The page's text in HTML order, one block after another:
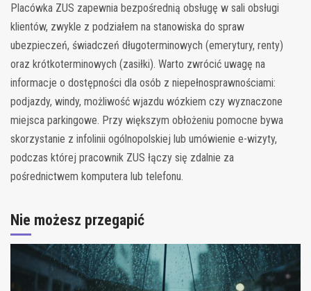
Placówka ZUS zapewnia bezpośrednią obsługę w sali obsługi
klientów, zwykle z podziałem na stanowiska do spraw
ubezpieczeń, świadczeń długoterminowych (emerytury, renty)
oraz krótkoterminowych (zasiłki). Warto zwrócić uwagę na
informacje o dostępności dla osób z niepełnosprawnościami:
podjazdy, windy, możliwość wjazdu wózkiem czy wyznaczone
miejsca parkingowe. Przy większym obłożeniu pomocne bywa
skorzystanie z infolinii ogólnopolskiej lub umówienie e-wizyty,
podczas której pracownik ZUS łączy się zdalnie za
pośrednictwem komputera lub telefonu.
Nie możesz przegapić